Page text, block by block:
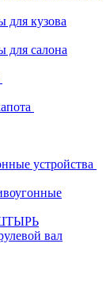
для кузова
для салона
устройства
вал